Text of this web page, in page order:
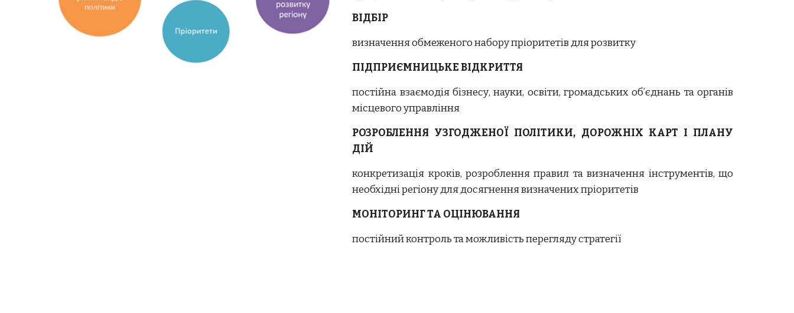
ВІДБІР
визначення обмеженого набору пріоритетів для розвитку
ПІДПРИЄМНИЦЬКЕ ВІДКРИТТЯ
постійна взаємодія бізнесу, науки, освіти, громадських об’єднань та органів
місцевого управління
РОЗРОБЛЕННЯ УЗГОДЖЕНОЇ ПОЛІТИКИ, ДОРОЖНІХ КАРТ І ПЛАНУ
ДІЙ
конкретизація кроків, розроблення правил та визначення інструментів, що
необхідні регіону для досягнення визначених пріоритетів
МОНІТОРИНГ ТА ОЦІНЮВАННЯ
постійний контроль та можливість перегляду стратегії